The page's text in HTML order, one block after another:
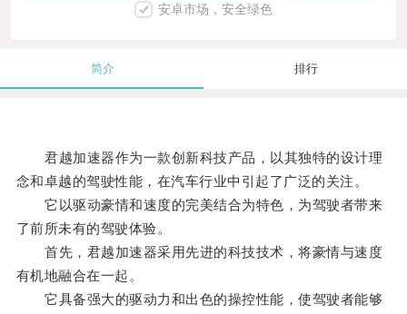
安卓市场，安全绿色
简介 排行
君越加速器作为一款创新科技产品，以其独特的设计理
念和卓越的驾驶性能，在汽车行业中引起了广泛的关注。
它以驱动豪情和速度的完美结合为特色，为驾驶者带来
了前所未有的驾驶体验。
首先，君越加速器采用先进的科技技术，将豪情与速度
有机地融合在一起。
它具备强大的驱动力和出色的操控性能，使驾驶者能够